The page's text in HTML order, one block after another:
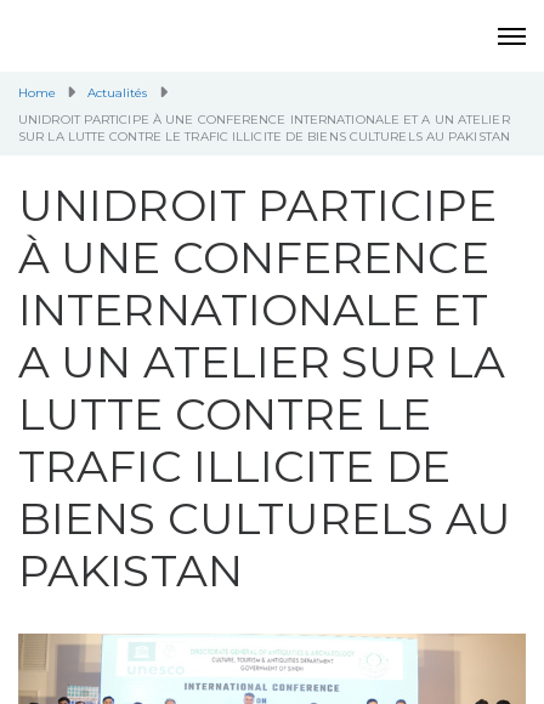
Home
Actualités
UNIDROIT PARTICIPE À UNE CONFERENCE INTERNATIONALE ET A UN ATELIER
SUR LA LUTTE CONTRE LE TRAFIC ILLICITE DE BIENS CULTURELS AU PAKISTAN
UNIDROIT PARTICIPE
À UNE CONFERENCE
INTERNATIONALE ET
A UN ATELIER SUR LA
LUTTE CONTRE LE
TRAFIC ILLICITE DE
BIENS CULTURELS AU
PAKISTAN